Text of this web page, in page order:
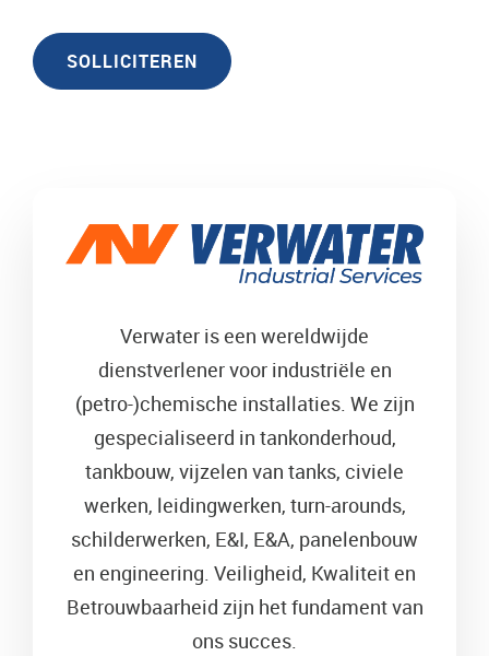
SOLLICITEREN
Verwater is een wereldwijde
dienstverlener voor industriële en
(petro-)chemische installaties. We zijn
gespecialiseerd in tankonderhoud,
tankbouw, vijzelen van tanks, civiele
werken, leidingwerken, turn-arounds,
schilderwerken, E&I, E&A, panelenbouw
en engineering. Veiligheid, Kwaliteit en
Betrouwbaarheid zijn het fundament van
ons succes.